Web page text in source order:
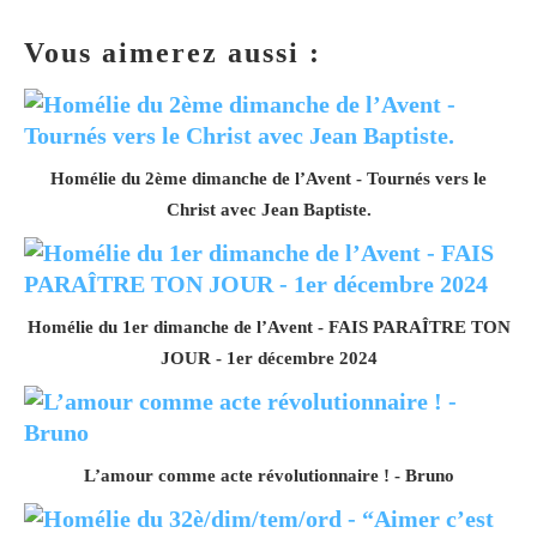
Vous aimerez aussi :
Homélie du 2ème dimanche de l’Avent - Tournés vers le
Christ avec Jean Baptiste.
Homélie du 1er dimanche de l’Avent - FAIS PARAÎTRE TON
JOUR - 1er décembre 2024
L’amour comme acte révolutionnaire ! - Bruno